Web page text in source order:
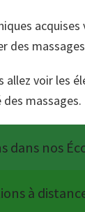
acquises
des
allez voir les
massages.
dans nos
à